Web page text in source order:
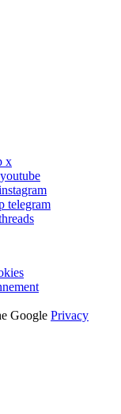
x
telegram
Google Privacy